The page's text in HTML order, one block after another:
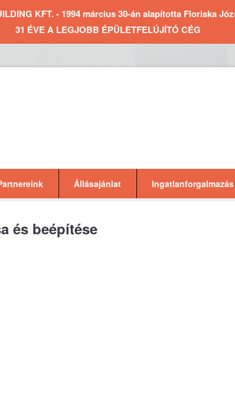
KFT. - 1994 március 30-án alapította Floriska
31 ÉVE A LEGJOBB ÉPÜLETFELÚJÍTÓ CÉG
Állásajánlat Ingatlanforgalmazás
és beépítése